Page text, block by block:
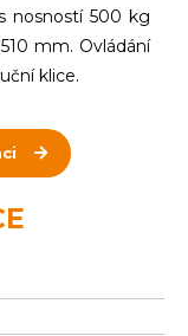
nosností 500 kg
mm. Ovládání
klice.